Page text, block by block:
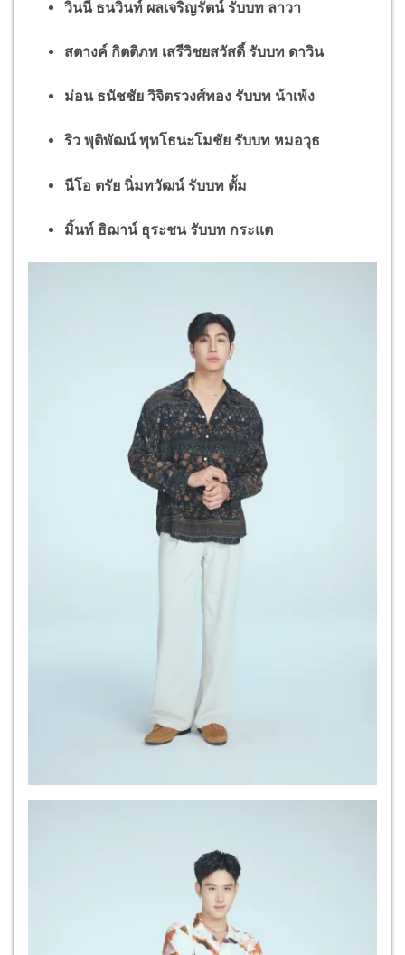
วินนี่ ธนวินท์ ผลเจริญรัตน์ รับบท ลาวา
สตางค์ กิตติภพ เสรีวิชยสวัสดิ์ รับบท ดาวิน
ม่อน ธนัชชัย วิจิตรวงศ์ทอง รับบท น้าเพ้ง
ริว พุติพัฒน์ พุทโธนะโมชัย รับบท หมอวุธ
นีโอ ตรัย นิ่มทวัฒน์ รับบท ตั้ม
มิ้นท์ ธิฌาน์ ธุระชน รับบท กระแต